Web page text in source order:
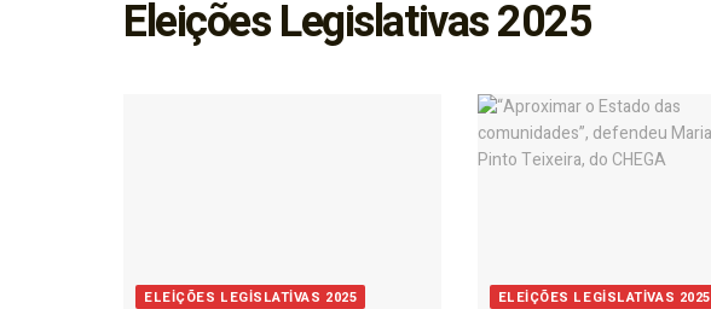
Eleições Legislativas 2025
ELEIÇÕES LEGISLATIVAS 2025 ELEIÇÕES LEGISLATIVAS 2025